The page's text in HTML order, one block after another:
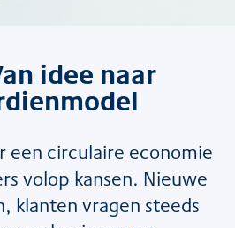
idee naar
een circulaire economie
volop kansen. Nieuwe
klanten vragen steeds